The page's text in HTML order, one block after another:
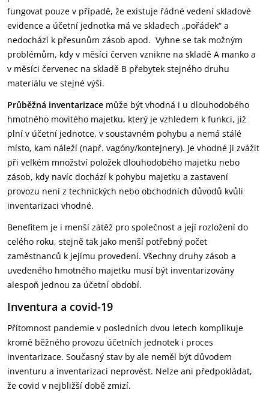
fungovat pouze v případě, že existuje řádné vedení skladové
evidence a účetní jednotka má ve skladech „pořádek“ a
nedochází k přesunům zásob apod. Vyhne se tak možným
problémům, kdy v měsíci červen vznikne na skladě A manko a
v měsíci červenec na skladě B přebytek stejného druhu
materiálu ve stejné výši.
Průběžná inventarizace může být vhodná i u dlouhodobého
hmotného movitého majetku, který je vzhledem k funkci, již
plní v účetní jednotce, v soustavném pohybu a nemá stálé
místo, kam náleží (např. vagóny/kontejnery). Je vhodné ji zvážit
při velkém množství položek dlouhodobého majetku nebo
zásob, kdy navíc dochází k pohybu majetku a zastavení
provozu není z technických nebo obchodních důvodů kvůli
inventarizaci vhodné.
Benefitem je i menší zátěž pro společnost a její rozložení do
celého roku, stejně tak jako menší potřebný počet
zaměstnanců k jejímu provedení. Všechny druhy zásob a
uvedeného hmotného majetku musí být inventarizovány
alespoň jednou za účetní období.
Inventura a covid-19
Přítomnost pandemie v posledních dvou letech komplikuje
kromě běžného provozu účetních jednotek i proces
inventarizace. Současný stav by ale neměl být důvodem
inventuru a inventarizaci neprovést. Nelze ani předpokládat,
že covid v nejbližší době zmizí.